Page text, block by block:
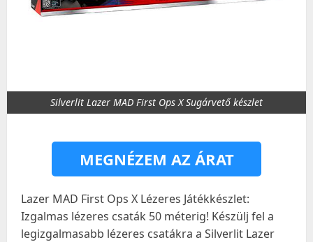
Silverlit Lazer MAD First Ops X Sugárvető készlet
MEGNÉZEM AZ ÁRAT
Lazer MAD First Ops X Lézeres Játékkészlet:
Izgalmas lézeres csaták 50 méterig! Készülj fel a
legizgalmasabb lézeres csatákra a Silverlit Lazer